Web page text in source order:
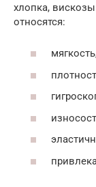
хлопка,
относятся: